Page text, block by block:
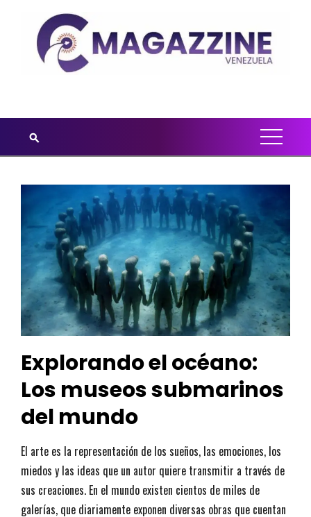
Explorando el océano:
Los museos submarinos
del mundo
El arte es la representación de los sueños, las emociones, los
miedos y las ideas que un autor quiere transmitir a través de
sus creaciones. En el mundo existen cientos de miles de
galerías, que diariamente exponen diversas obras que cuentan